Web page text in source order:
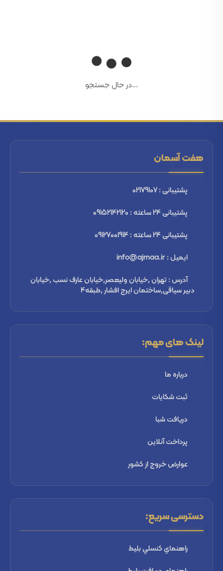
...در حال جستجو
هفت آسمان
پشتیبانی : 02179107
پشتیبانی 24 ساعته : 09152142120
پشتیبانی 24 ساعته : 09127001914
ایمیل : info@ajmaa.ir
آدرس : تهران ,خیابان ولیعصر,خیابان عارف نسب ,خیابان
دبیر سیاقی,ساختمان ایرج افشار ,طبقه4
لینک های مهم:
درباره ما
ثبت شكايات
دریافت شبا
پرداخت آنلاین
عوارض خروج از کشور
دسترسی سریع:
راهنماي كنسلي بليط